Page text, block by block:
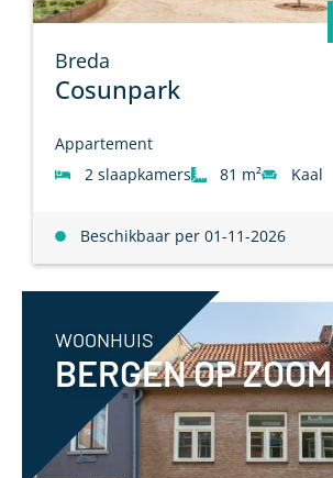
Breda
Cosunpark
Appartement
2 slaapkamers
81 m² Kaal
Beschikbaar per 01-11-2026
WOONHUIS
BERGEN OP ZOOM